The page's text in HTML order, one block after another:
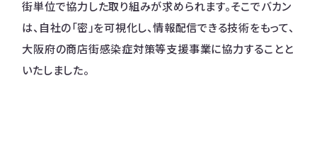
街単位で協力した取り組みが求められます。そこでバカン
は、自社の「密」を可視化し、情報配信できる技術をもって、
大阪府の商店街感染症対策等支援事業に協力することと
いたしました。